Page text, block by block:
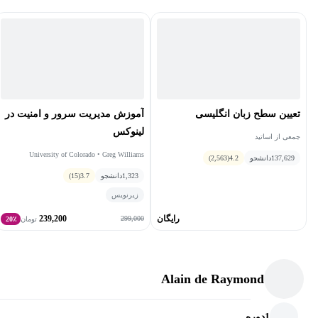
تعیین سطح زبان انگلیسی
جمعی از اساتید
137,629دانشجو 4.2
(2,563)
رایگان
آموزش مدیریت سرور و امنیت در
لینوکس
University of Colorado • Greg Williams
1,323دانشجو 3.7
(15)
زیرنویس
299,000
239,200 تومان 20٪
Alain de Raymond